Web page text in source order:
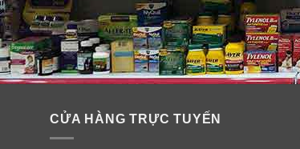
CỬA HÀNG TRỰC TUYẾN